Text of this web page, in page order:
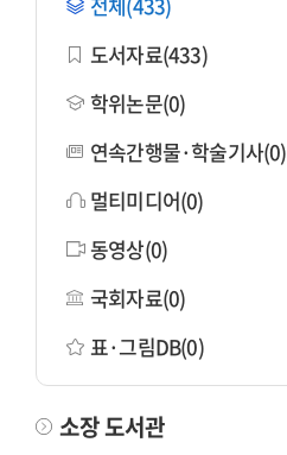
도서자료(433)
학위논문(0)
연속간행물·학술기사(0)
멀티미디어(0)
동영상(0)
국회자료(0)
표·그림DB(0)
소장 도서관